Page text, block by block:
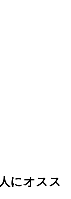
にオスス